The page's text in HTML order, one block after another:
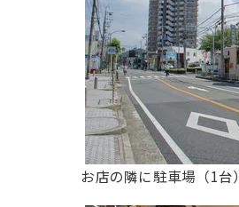
お店の隣に駐車場（1台）